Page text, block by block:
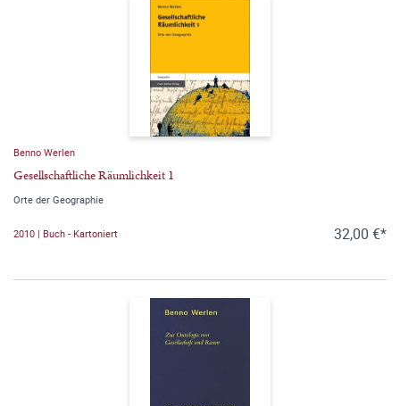
Benno Werlen
Gesellschaftliche Räumlichkeit 1
Orte der Geographie
2010 | Buch - Kartoniert 32,00 €*